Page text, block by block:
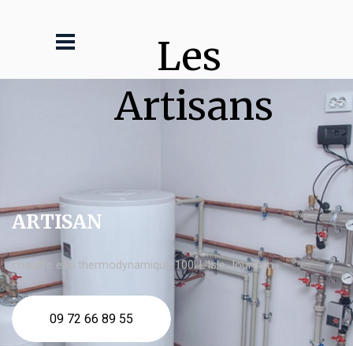
Les
Artisans
ARTISAN
chauffe eau thermodynamique 100l L'Isle Jourdain
09 72 66 89 55